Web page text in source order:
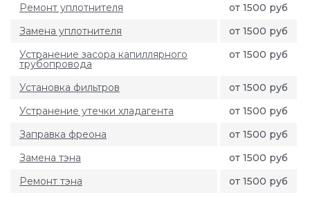
Ремонт уплотнителя
от 1500 руб
Замена уплотнителя
от 1500 руб
Устранение засора капиллярного
трубопровода
от 1500 руб
Установка фильтров
от 1500 руб
Устранение утечки хладагента
от 1500 руб
Заправка фреона
от 1500 руб
Замена тэна
от 1500 руб
Ремонт тэна
от 1500 руб